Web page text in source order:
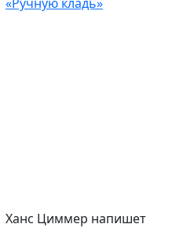
Ханс Циммер напишет